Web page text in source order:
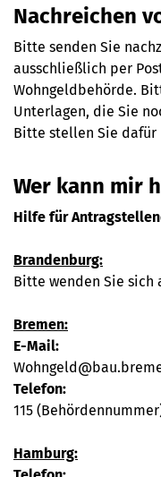
Nachreichen
Bitte senden Sie
ausschließlich per
Wohngeldbehörde.
Unterlagen, die Sie
Bitte stellen Sie dafür
Wer kann mir
Hilfe für
Brandenburg:
Bitte wenden Sie sich
Bremen:
E-Mail:
Telefon:
115
Hamburg: